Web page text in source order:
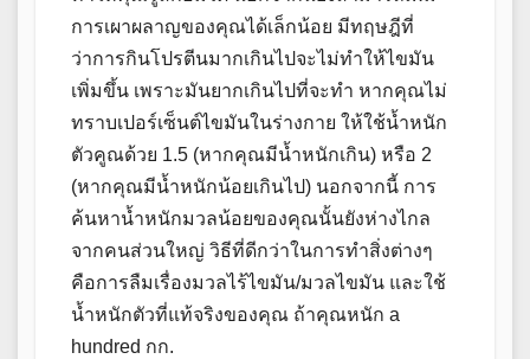
การเผาผลาญของคุณได้เล็กน้อย มีทฤษฎีที่
ว่าการกินโปรตีนมากเกินไปจะไม่ทำให้ไขมัน
เพิ่มขึ้น เพราะมันยากเกินไปที่จะทำ หากคุณไม่
ทราบเปอร์เซ็นต์ไขมันในร่างกาย ให้ใช้น้ำหนัก
ตัวคูณด้วย 1.5 (หากคุณมีน้ำหนักเกิน) หรือ 2
(หากคุณมีน้ำหนักน้อยเกินไป) นอกจากนี้ การ
ค้นหาน้ำหนักมวลน้อยของคุณนั้นยังห่างไกล
จากคนส่วนใหญ่ วิธีที่ดีกว่าในการทำสิ่งต่างๆ
คือการลืมเรื่องมวลไร้ไขมัน/มวลไขมัน และใช้
น้ำหนักตัวที่แท้จริงของคุณ ถ้าคุณหนัก a
hundred กก.